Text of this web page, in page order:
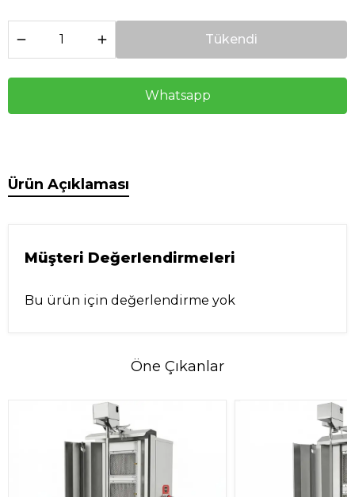
Tükendi
Whatsapp
Ürün Açıklaması
Müşteri Değerlendirmeleri
Bu ürün için değerlendirme yok
Öne Çıkanlar